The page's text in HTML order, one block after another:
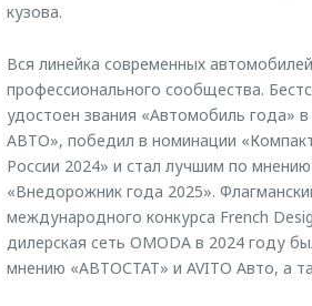
кузова.
Вся линейка современных
профессионального сообщества.
удостоен звания «Автомобиль года»
АВТО», победил в номинации
России 2024» и стал лучшим по
«Внедорожник года 2025».
международного конкурса French
дилерская сеть OMODA в 2024 году
мнению «АВТОСТАТ» и AVITO Авто, а